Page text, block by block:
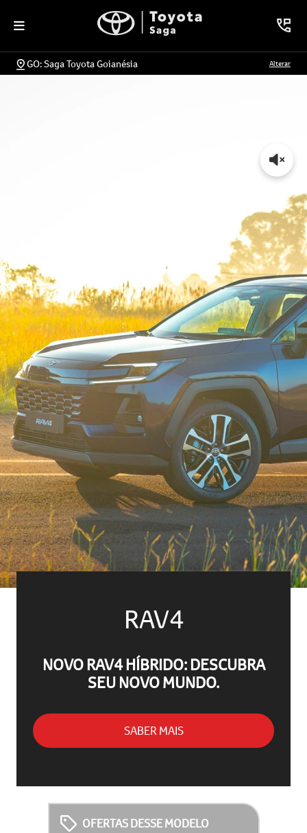
GO: Saga Toyota Goianésia Alterar
RAV4
NOVO RAV4 HÍBRIDO: DESCUBRA
SEU NOVO MUNDO.
SABER MAIS
OFERTAS DESSE MODELO